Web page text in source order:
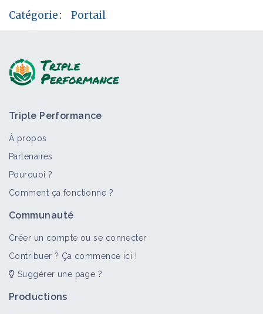
Catégorie: Portail
Triple Performance
À propos
Partenaires
Pourquoi ?
Comment ça fonctionne ?
Communauté
Créer un compte ou se connecter
Contribuer ? Ça commence ici !
Suggérer une page ?
Productions